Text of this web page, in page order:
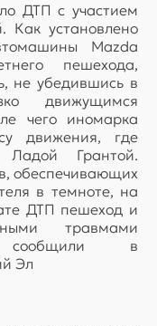
ДТП с участием
Как установлено
Mazda
пешехода,
не убедившись в
движущимся
чего иномарка
движения, где
Ладой Грантой.
обеспечивающих
в темноте, на
ДТП пешеход и
травмами
сообщили в
Эл